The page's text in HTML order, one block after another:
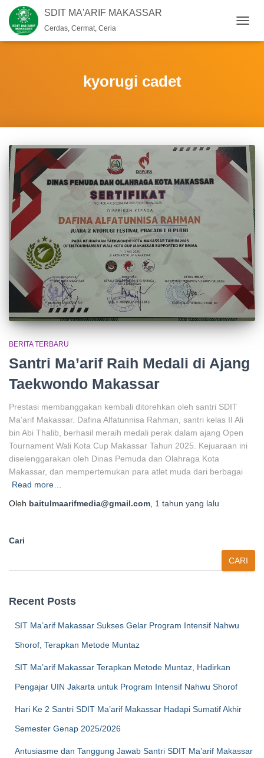
SDIT MA'ARIF MAKASSAR
Cerdas, Cermat, Ceria
kyorugi cadet
BERITA TERBARU
Santri Ma’arif Raih Medali di Ajang
Taekwondo Makassar
Prestasi membanggakan kembali ditorehkan oleh santri SDIT
Ma’arif Makassar. Dafina Alfatunnisa Rahman, santri kelas II Ali
bin Abi Thalib, berhasil meraih medali perak dalam ajang Open
Tournament Wali Kota Cup Makassar Tahun 2025. Kejuaraan ini
diselenggarakan oleh Dinas Pemuda dan Olahraga Kota
Makassar, dan mempertemukan para atlet muda dari berbagai
Read more…
Oleh baitulmaarifmedia@gmail.com 1 tahun yang lalu
Cari
CARI
Recent Posts
SIT Ma’arif Makassar Sukses Gelar Program Intensif Nahwu
Shorof, Terapkan Metode Muntaz
SIT Ma’arif Makassar Terapkan Metode Muntaz, Hadirkan
Pengajar UIN Jakarta untuk Program Intensif Nahwu Shorof
Hari Ke 2 Santri SDIT Ma’arif Makassar Hadapi Sumatif Akhir
Semester Genap 2025/2026
Antusiasme dan Tanggung Jawab Santri SDIT Ma’arif Makassar